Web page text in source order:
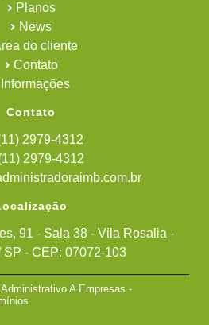
Planos
News
do cliente
Contato
Informações
Contato
2979-4312
2979-4312
91 - Sala 38 - Vila Rosalia -
SP - CEP: 07072-103
A Empresas -